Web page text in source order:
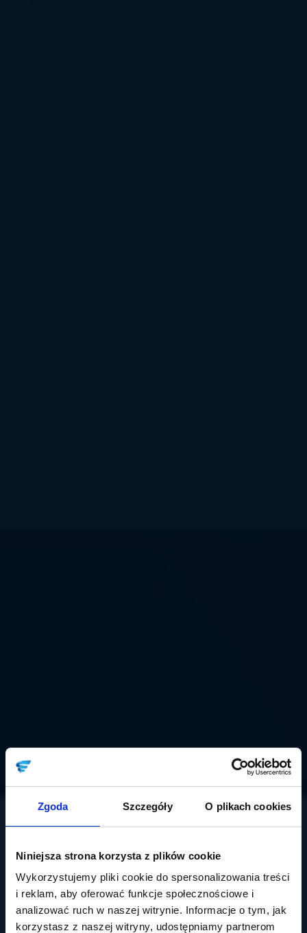
Zgoda Szczegóły O plikach cookies
Niniejsza strona korzysta z plików cookie
Wykorzystujemy pliki cookie do spersonalizowania treści
i reklam, aby oferować funkcje społecznościowe i
analizować ruch w naszej witrynie. Informacje o tym, jak
korzystasz z naszej witryny, udostępniamy partnerom